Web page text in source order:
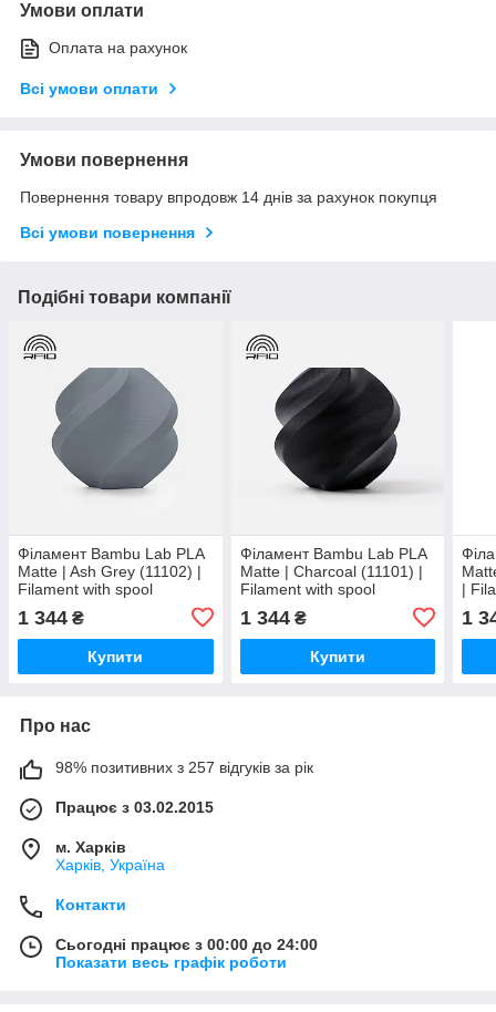
Умови оплати
Оплата на рахунок
Всі умови оплати
Умови повернення
Повернення товару впродовж 14 днів за рахунок покупця
Всі умови повернення
Подібні товари компанії
Філамент Bambu Lab PLA
Matte | Ash Grey (11102) |
Filament with spool
1 344 ₴
Купити
Філамент Bambu Lab PLA
Matte | Charcoal (11101) |
Filament with spool
1 344₴
Купити
|
1
Про нас
98% позитивних з 257 відгуків за рік
Працює з 03.02.2015
м. Харків
Харків, Україна
Контакти
Сьогодні працює з 00:00 до 24:00
Показати весь графік роботи